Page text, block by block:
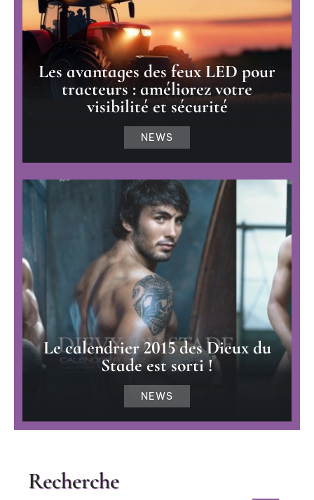
Les avantages des feux LED pour
tracteurs : améliorez votre
visibilité et sécurité
NEWS
Le calendrier 2015 des Dieux du
Stade est sorti !
NEWS
Recherche